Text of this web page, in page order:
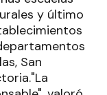
y último
San